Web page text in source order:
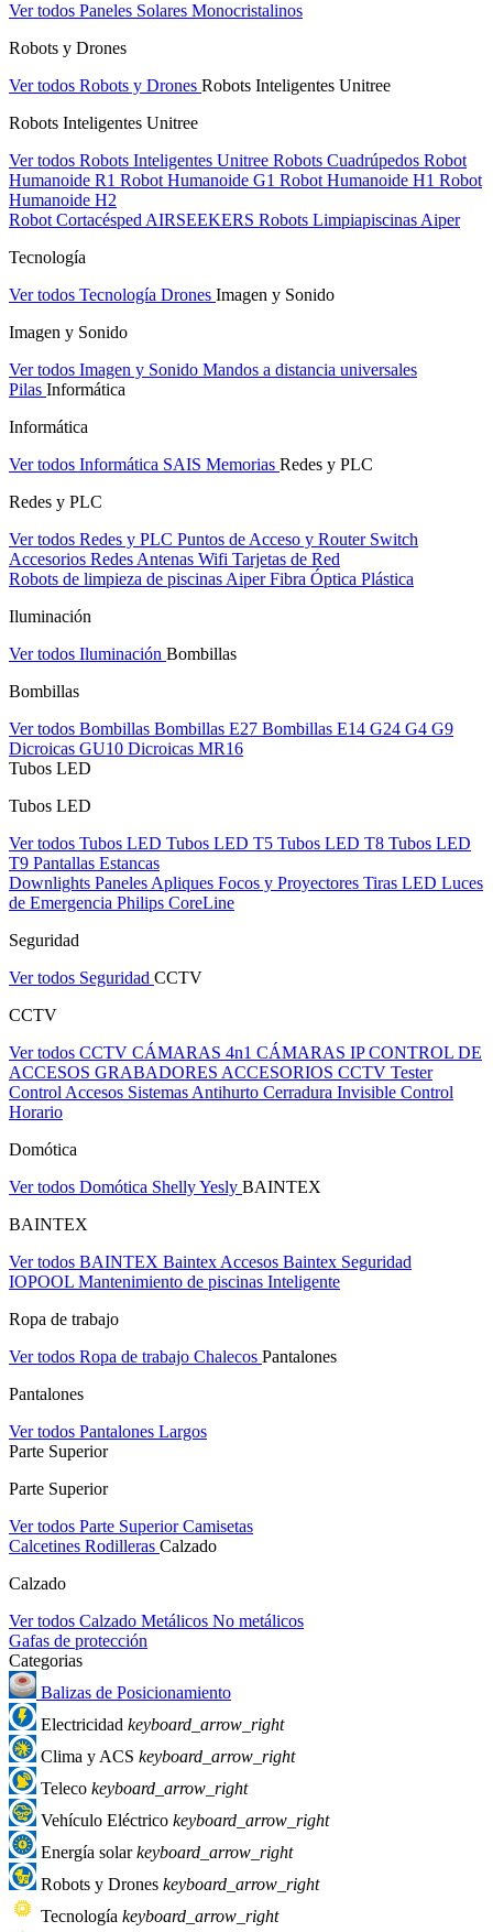
Ver todos Paneles Solares Monocristalinos
Robots y Drones
Ver todos Robots y Drones Robots Inteligentes Unitree
Robots Inteligentes Unitree
Ver todos Robots Inteligentes Unitree Robots Cuadrúpedos Robot
Humanoide R1 Robot Humanoide G1 Robot Humanoide H1 Robot
Humanoide H2
Robot Cortacésped AIRSEEKERS Robots Limpiapiscinas Aiper
Tecnología
Ver todos Tecnología Drones Imagen y Sonido
Imagen y Sonido
Ver todos Imagen y Sonido Mandos a distancia universales
Pilas Informática
Informática
Ver todos Informática SAIS Memorias Redes y PLC
Redes y PLC
Ver todos Redes y PLC Puntos de Acceso y Router Switch
Accesorios Redes Antenas Wifi Tarjetas de Red
Robots de limpieza de piscinas AiperFibra Óptica Plástica
Iluminación
Ver todos Iluminación Bombillas
Bombillas
Ver todos Bombillas Bombillas E27 Bombillas E14 G24 G4 G9
Dicroicas GU10 Dicroicas MR16
Tubos LED
Tubos LED
Ver todos Tubos LED Tubos LED T5 Tubos LED T8 Tubos LED
T9 Pantallas Estancas
Downlights Paneles Apliques Focos y Proyectores Tiras LED Luces
de Emergencia Philips CoreLine
Seguridad
Ver todos Seguridad CCTV
CCTV
Ver todos CCTV CÁMARAS 4n1 CÁMARAS IPCONTROL DE
ACCESOS GRABADORES ACCESORIOS CCTV Tester
Control Accesos Sistemas Antihurto Cerradura Invisible Control
Horario
Domótica
Ver todos Domótica ShellyYesly BAINTEX
BAINTEX
Ver todos BAINTEX Baintex Accesos Baintex Seguridad
IOPOOL Mantenimiento de piscinas Inteligente
Ropa de trabajo
Ver todos Ropa de trabajo Chalecos Pantalones
Pantalones
Ver todos Pantalones Largos
Parte Superior
Parte Superior
Ver todos Parte SuperiorCamisetas
Calcetines Rodilleras Calzado
Calzado
Ver todos Calzado Metálicos No metálicos
Gafas de protección
Categorias
Balizas de Posicionamiento
Electricidad keyboard_arrow_right
Clima y ACS keyboard_arrow_right
Teleco keyboard_arrow_right
Vehículo Eléctrico keyboard_arrow_right
Energía solarkeyboard_arrow_right
Robots y Drones keyboard_arrow_right
Tecnología keyboard_arrow_right